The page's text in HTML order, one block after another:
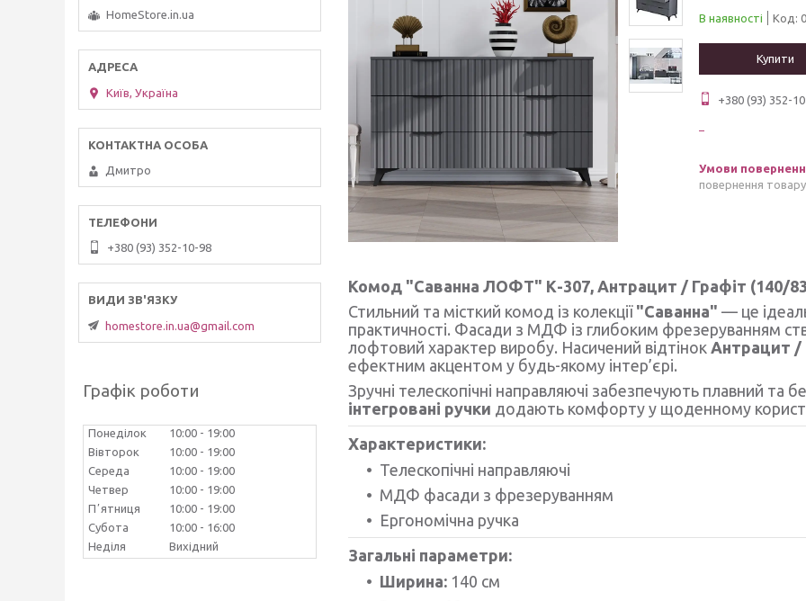
В наявності Код:
Купити
+380 (93) 352-
повернення
Комод "Саванна ЛОФТ" К-307, Антрацит / Графіт (140/
Стильний та місткий комод із колекції "Саванна" — це
практичності. Фасади з МДФ із глибоким фрезеруванням
лофтовий характер виробу. Насичений відтінок Антрацит /
ефектним акцентом у будь-якому інтер’єрі.
Зручні телескопічні направляючі забезпечують плавний та
інтегровані ручки додають комфорту у щоденному
Характеристики:
Телескопічні направляючі
МДФ фасади з фрезеруванням
Ергономічна ручка
Загальні параметри:
Ширина: 140 см
HomeStore.in.ua
Київ, Україна
Дмитро
+380 (93) 352-10-98
homestore.in.ua@gmail.com
Графік роботи
Понеділок 10:00
19:00
Вівторок
10:00
19:00
Середа
10:00
19:00
Четвер
10:00
19:00
Пʼятниця
10:00
19:00
Субота
10:00
16:00
Неділя
Вихідний